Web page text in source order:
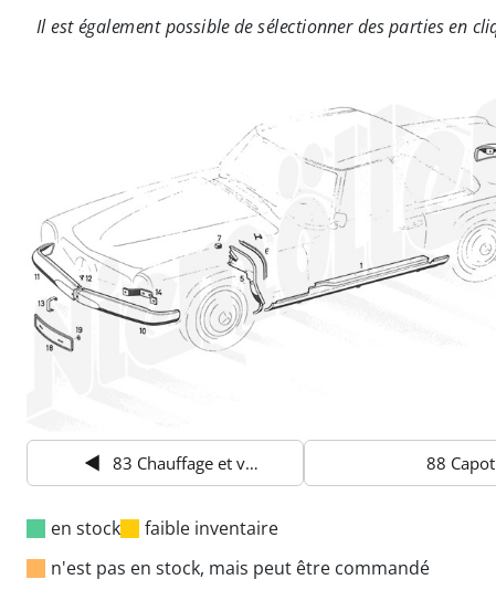
83 Chauffage et ventilation 88 Capot
en stock
faible inventaire
n'est pas en stock, mais peut être commandé